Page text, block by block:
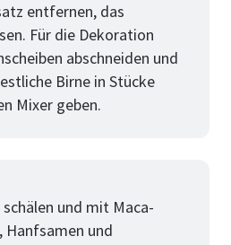
entfernen, das
Für die Dekoration
abschneiden und
Birne in Stücke
Mixer geben.
und mit Maca-
Hanfsamen und